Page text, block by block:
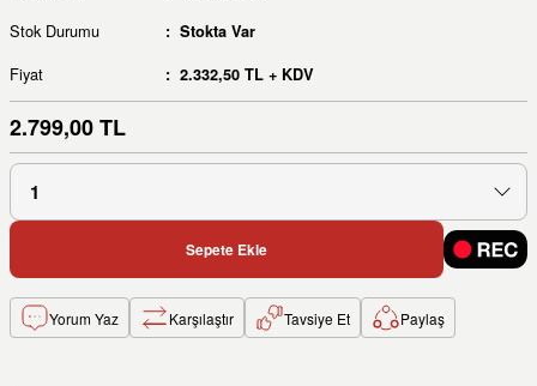
Stok Durumu Stokta Var
Fiyat 2.332,50 TL + KDV
2.799,00 TL
Sepete Ekle
Yorum Yaz Karşılaştır Tavsiye Et Paylaş